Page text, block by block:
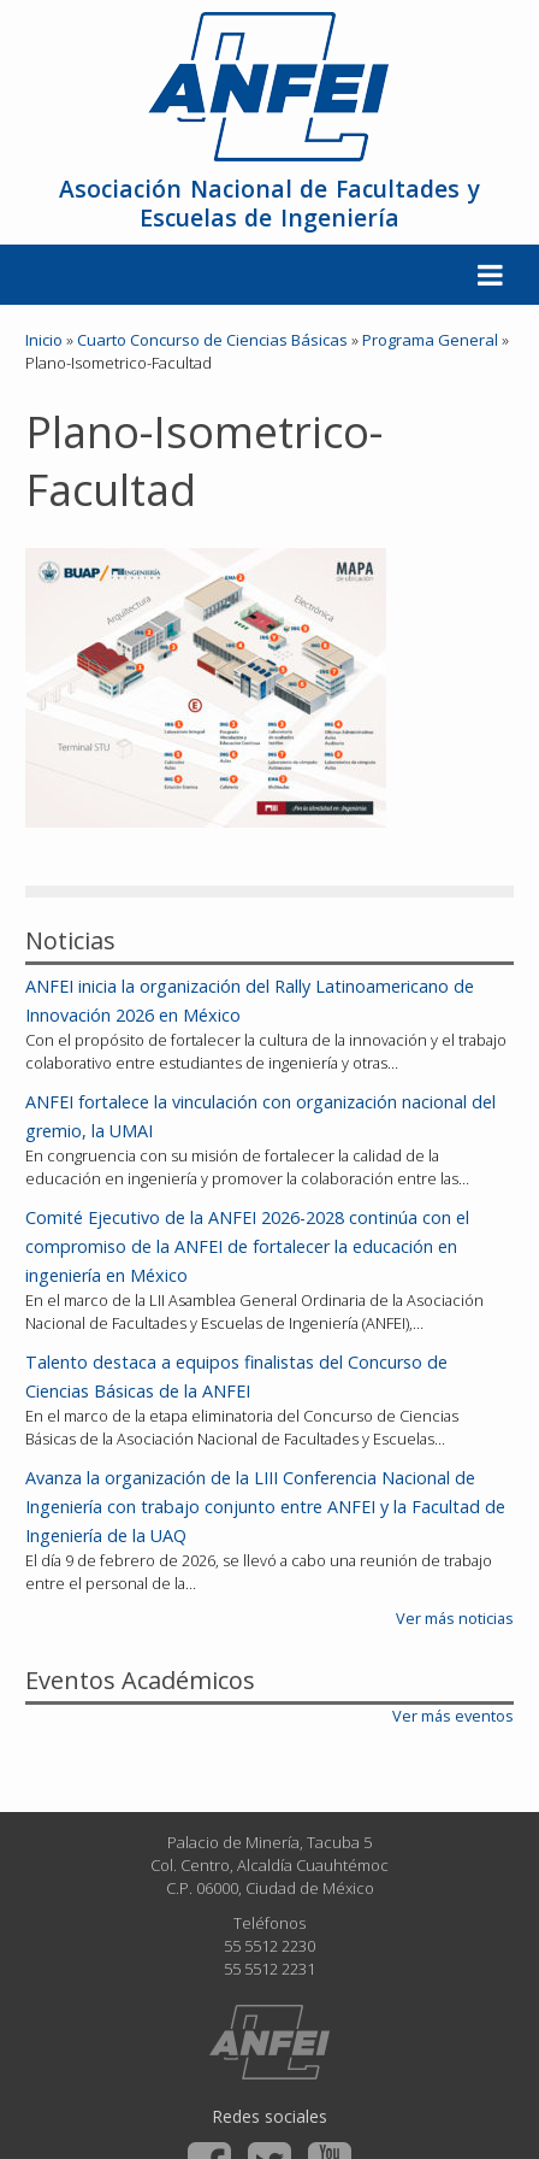
Asociación Nacional de Facultades y
Escuelas de Ingeniería
La ANFEI
Reconocimientos
Publicaciones
Afiliación
Inicio »Cuarto Concurso de Ciencias Básicas »Programa General »
Plano-Isometrico-Facultad
Plano-Isometrico-
Facultad
Noticias
ANFEI inicia la organización del Rally Latinoamericano de
Innovación 2026 en México
Con el propósito de fortalecer la cultura de la innovación y el trabajo
colaborativo entre estudiantes de ingeniería y otras…
ANFEI fortalece la vinculación con organización nacional del
gremio, la UMAI
En congruencia con su misión de fortalecer la calidad de la
educación en ingeniería y promover la colaboración entre las…
Comité Ejecutivo de la ANFEI 2026-2028 continúa con el
compromiso de la ANFEI de fortalecer la educación en
ingeniería en México
En el marco de la LII Asamblea General Ordinaria de la Asociación
Nacional de Facultades y Escuelas de Ingeniería (ANFEI),…
Talento destaca a equipos finalistas del Concurso de
Ciencias Básicas de la ANFEI
En el marco de la etapa eliminatoria del Concurso de Ciencias
Básicas de la Asociación Nacional de Facultades y Escuelas…
Avanza la organización de la LIII Conferencia Nacional de
Ingeniería con trabajo conjunto entre ANFEI y la Facultad de
Ingeniería de la UAQ
El día 9 de febrero de 2026, se llevó a cabo una reunión de trabajo
entre el personal de la…
Ver más noticias
Eventos Académicos
Ver más eventos
Palacio de Minería, Tacuba 5
Col. Centro, Alcaldía Cuauhtémoc
C.P. 06000, Ciudad de México
Teléfonos
55 5512 2230
55 5512 2231
Redes sociales